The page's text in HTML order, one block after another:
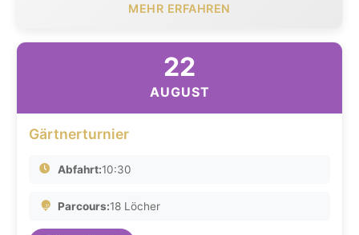
MEHR ERFAHREN
22
AUGUST
Gärtnerturnier
Abfahrt:10:30
Parcours:18 Löcher